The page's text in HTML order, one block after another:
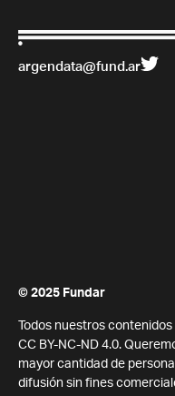
argendata@fund.ar
© 2025 Fundar
Todos nuestros
CC BY-NC-ND 4.0.
mayor cantidad de
difusión sin fines